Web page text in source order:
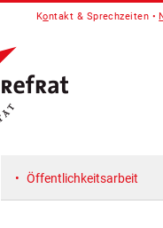
Kontakt & Sprechzeiten
Öffentlichkeitsarbeit